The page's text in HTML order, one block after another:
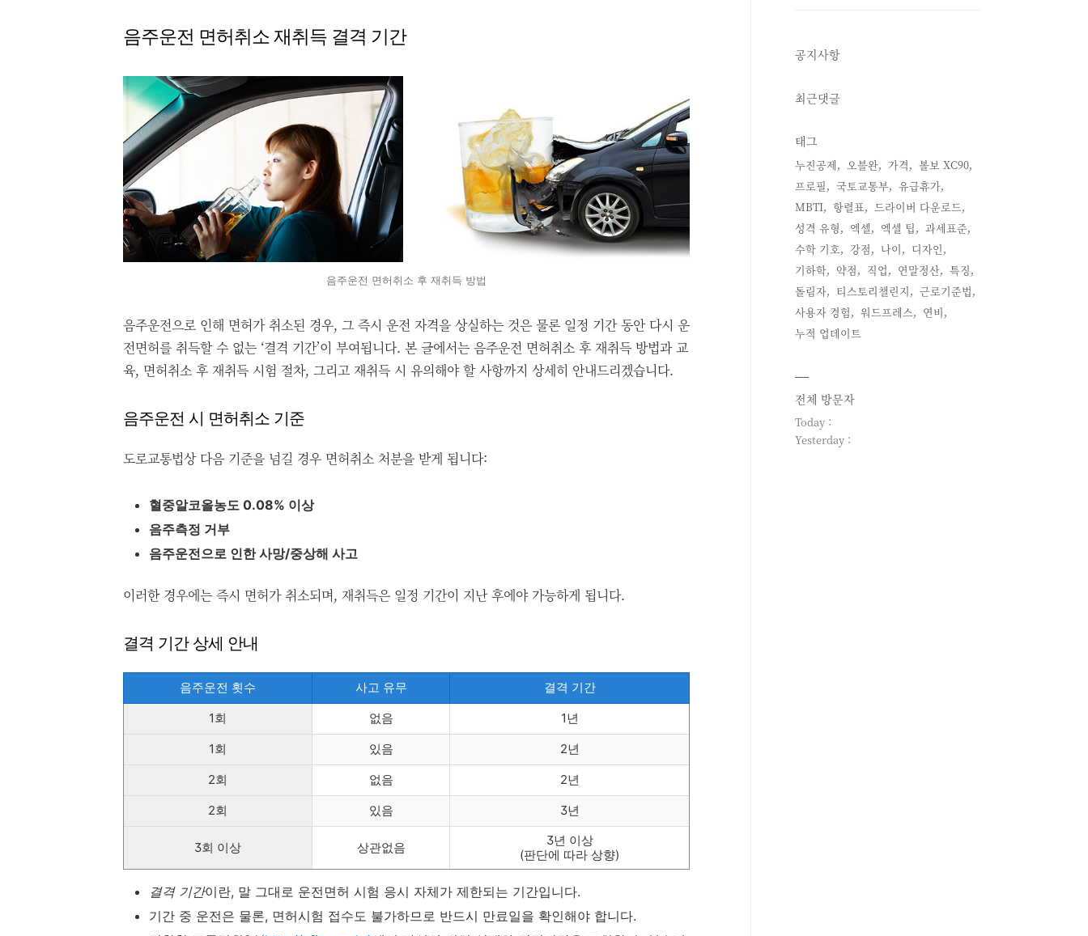
음주운전 면허취소 재취득 결격 기간
음주운전 면허취소 후 재취득 방법
음주운전으로 인해 면허가 취소된 경우, 그 즉시 운전 자격을 상실하는 것은 물론 일정 기간 동안 다시 운
전면허를 취득할 수 없는 ‘결격 기간’이 부여됩니다. 본 글에서는 음주운전 면허취소 후 재취득 방법과 교
육, 면허취소 후 재취득 시험 절차, 그리고 재취득 시 유의해야 할 사항까지 상세히 안내드리겠습니다.
음주운전 시 면허취소 기준
도로교통법상 다음 기준을 넘길 경우 면허취소 처분을 받게 됩니다:
혈중알코올농도 0.08% 이상
음주측정 거부
음주운전으로 인한 사망/중상해 사고
이러한 경우에는 즉시 면허가 취소되며, 재취득은 일정 기간이 지난 후에야 가능하게 됩니다.
결격 기간 상세 안내
음주운전 횟수 사고 유무
결격 기간
1회
없음
1년
1회
있음
2년
2회
없음
2년
2회
있음 3년
3회 이상 상관없음
3년 이상
(판단에 따라 상향)
결격 기간이란, 말 그대로 운전면허 시험 응시 자체가 제한되는 기간입니다.
기간 중 운전은 물론, 면허시험 접수도 불가하므로 반드시 만료일을 확인해야 합니다.
공지사항
최근댓글
태그
누진공제 오블완 가격
볼보 XC90
프로필
국토교통부
유급휴가
MBTI
항렬표
드라이버 다운로드
성격 유형
엑셀 엑셀 팁
과세표준
수학 기호
강점 나이
디자인
기하학
약점 직업 연말정산
특징
돌림자
티스토리챌린지
근로기준법
사용자 경험
워드프레스
연비
누적 업데이트
전체 방문자
Today :
Yesterday :